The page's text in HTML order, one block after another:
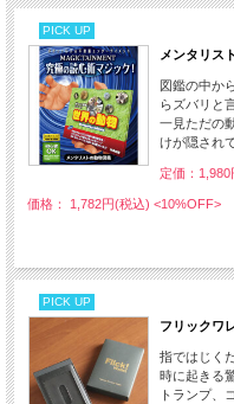
PICK UP
メンタリス
図鑑の中か
らズバリと
一見ただの
けが隠され
定価：1,980
価格： 1,782円(税込) <10%OFF>
PICK UP
フリックワ
指ではじく
時に起きる
トランプ、